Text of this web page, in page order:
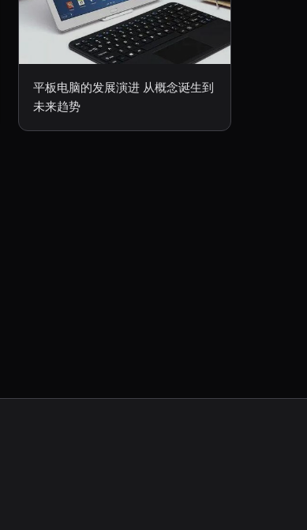
平板电脑的发展演进 从概念诞生到
未来趋势